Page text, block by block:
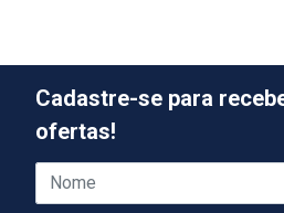
Cadastre-se para
ofertas!